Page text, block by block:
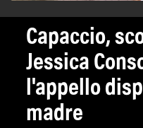
Capaccio,
Jessica
l'appello
madre